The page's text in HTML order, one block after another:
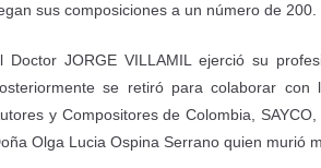
sus composiciones a un número de 200.
Doctor JORGE VILLAMIL ejerció su
se retiró para colaborar
y Compositores de Colombia,
Olga Lucia Ospina Serrano quien murió